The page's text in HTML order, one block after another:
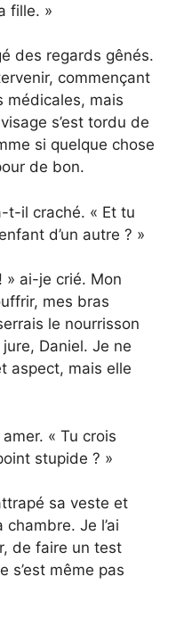
fille. »
des regards gênés.
commençant
médicales, mais
s’est tordu de
si quelque chose
de bon.
t-il craché. « Et tu
d’un autre ? »
» ai-je crié. Mon
mes bras
le nourrisson
Daniel. Je ne
aspect, mais elle
« Tu crois
stupide ? »
sa veste et
Je l’ai
de faire un test
s’est même pas